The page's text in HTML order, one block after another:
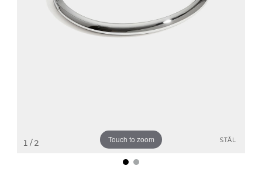
STÅL
Touch to zoom
1 / 2